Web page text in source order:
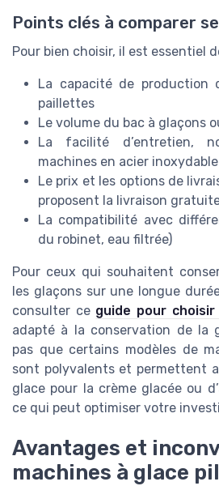
Points clés à comparer
Pour bien choisir, il est essentiel
La capacité de production
paillettes
Le volume du bac à glaçons
La facilité d’entretien,
machines en acier inoxydable
Le prix et les options de
proposent la livraison
La compatibilité avec
du robinet, eau filtrée)
Pour ceux qui souhaitent
les glaçons sur une longue
consulter ce guide pour
adapté à la conservation de la
pas que certains modèles de
sont polyvalents et permettent
glace pour la crème glacée ou
ce qui peut optimiser votre
Avantages et
machines à glace